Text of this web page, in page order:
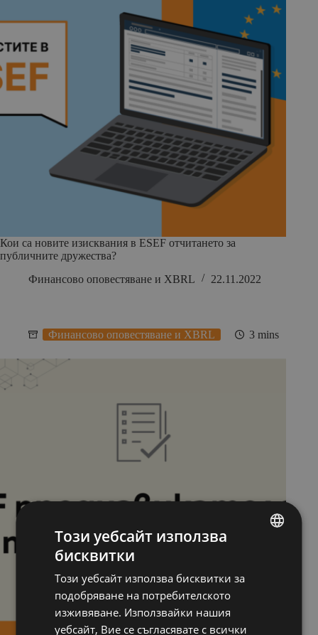
Кои са новите изисквания в ESEF отчитането за
публичните дружества?
Финансово оповестяване и XBRL
22.11.2022
Финансово оповестяване и XBRL 3 mins
ENGLISH
Този уебсайт използва
бисквитки
Този уебсайт използва бисквитки за
подобряване на потребителското
изживяване. Използвайки нашия
уебсайт, Вие се съгласявате с всички